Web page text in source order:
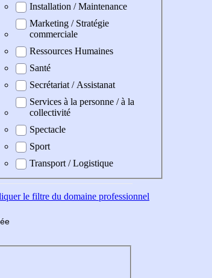
Installation / Maintenance
Marketing / Stratégie
commerciale
Ressources Humaines
Santé
Secrétariat / Assistanat
Services à la personne / à la
collectivité
Spectacle
Sport
Transport / Logistique
le filtre du domaine professionnel